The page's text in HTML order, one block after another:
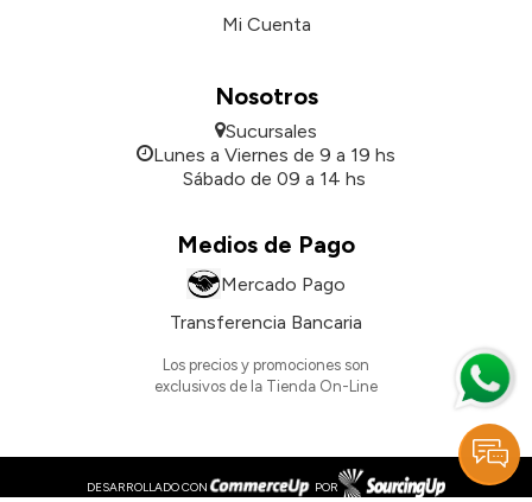
Mi Cuenta
Nosotros
Sucursales
Lunes a Viernes de 9 a 19 hs
Sábado de 09 a 14 hs
Medios de Pago
Mercado Pago
Transferencia Bancaria
Los precios y promociones son
exclusivos de la Tienda On-Line
DESARROLLADO CON POR